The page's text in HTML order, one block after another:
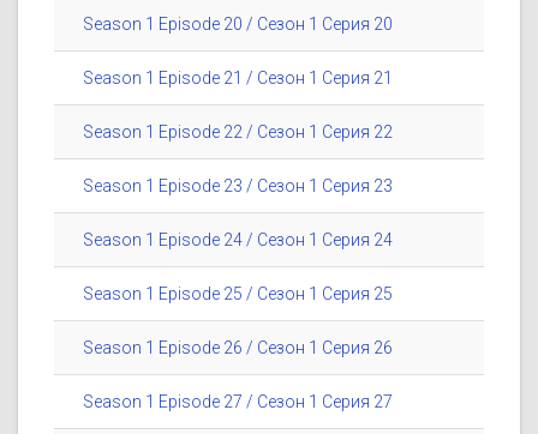
Season 1 Episode 20 / Сезон 1 Серия 20
Season 1 Episode 21 / Сезон 1 Серия 21
Season 1 Episode 22 / Сезон 1 Серия 22
Season 1 Episode 23 / Сезон 1 Серия 23
Season 1 Episode 24 / Сезон 1 Серия 24
Season 1 Episode 25 / Сезон 1 Серия 25
Season 1 Episode 26 / Сезон 1 Серия 26
Season 1 Episode 27 / Сезон 1 Серия 27